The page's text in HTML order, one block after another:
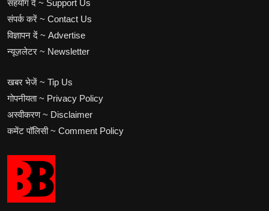
सहयोग दें ~ Support Us
संपर्क करें ~ Contact Us
विज्ञापन दें ~ Advertise
न्यूज़लेटर ~ Newsletter
खबर भेजें ~ Tip Us
गोपनीयता ~ Privacy Policy
अस्वीकरण ~ Disclaimer
कमेंट पॉलिसी ~ Comment Policy